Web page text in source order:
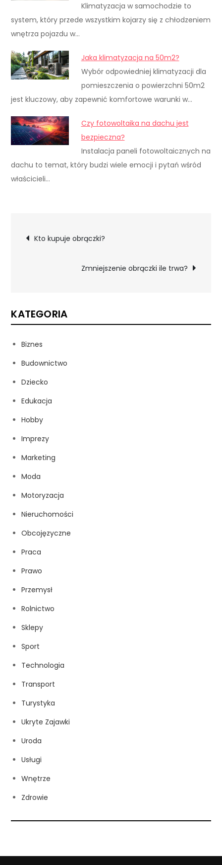
Klimatyzacja w samochodzie to
system, który przede wszystkim kojarzy się z chłodzeniem
wnętrza pojazdu w…
Jaka klimatyzacja na 50m2?
Wybór odpowiedniej klimatyzacji dla
pomieszczenia o powierzchni 50m2
jest kluczowy, aby zapewnić komfortowe warunki w…
Czy fotowoltaika na dachu jest
bezpieczna?
Instalacja paneli fotowoltaicznych na
dachu to temat, który budzi wiele emocji i pytań wśród
właścicieli…
Nawigacja
wpisu
Kto kupuje obrączki?
Zmniejszenie obrączki ile trwa?
KATEGORIA
Biznes
Budownictwo
Dziecko
Edukacja
Hobby
Imprezy
Marketing
Moda
Motoryzacja
Nieruchomości
Obcojęzyczne
Praca
Prawo
Przemysł
Rolnictwo
Sklepy
Sport
Technologia
Transport
Turystyka
Ukryte Zajawki
Uroda
Usługi
Wnętrze
Zdrowie